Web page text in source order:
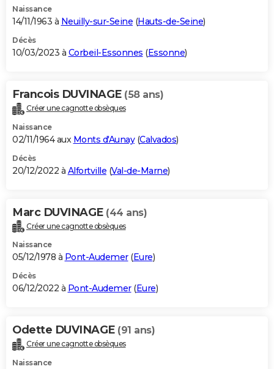
Naissance
14/11/1963 à Neuilly-sur-Seine (Hauts-de-Seine)
Décès
10/03/2023 à Corbeil-Essonnes (Essonne)
Francois DUVINAGE (58 ans)
Créer une cagnotte obsèques
Naissance
02/11/1964 aux Monts d'Aunay(Calvados)
Décès
20/12/2022 à Alfortville (Val-de-Marne)
Marc DUVINAGE (44 ans)
Créer une cagnotte obsèques
Naissance
05/12/1978 à Pont-Audemer(Eure)
Décès
06/12/2022 à Pont-Audemer(Eure)
Odette DUVINAGE (91 ans)
Créer une cagnotte obsèques
Naissance